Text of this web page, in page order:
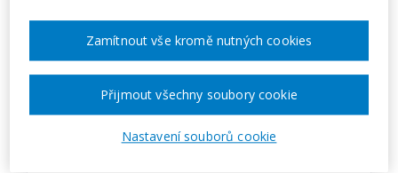
Zobrazit akci na webu pořadatele
Popis akceNastavení souborů cookie
Zamítnout vše kromě nutných cookies
Přijmout všechny soubory cookie